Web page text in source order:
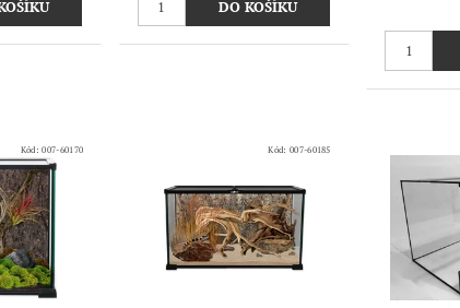
Kód:007-60170 Kód: 007-60185